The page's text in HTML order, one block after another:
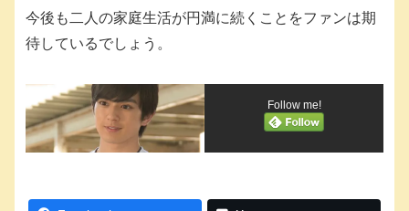
今後も二人の家庭生活が円満に続くことをファンは期
待しているでしょう。
Follow me!